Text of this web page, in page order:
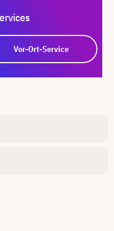
Vor-Ort-Service